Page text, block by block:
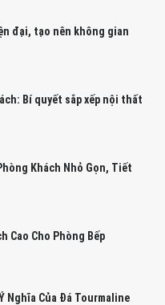
đại, tạo nên không gian
Bí quyết sắp xếp nội thất
Khách Nhỏ Gọn, Tiết
Cao Cho Phòng Bếp
Nghĩa Của Đá Tourmaline